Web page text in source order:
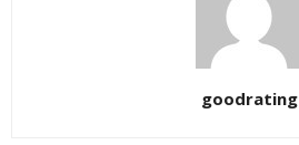
goodrating